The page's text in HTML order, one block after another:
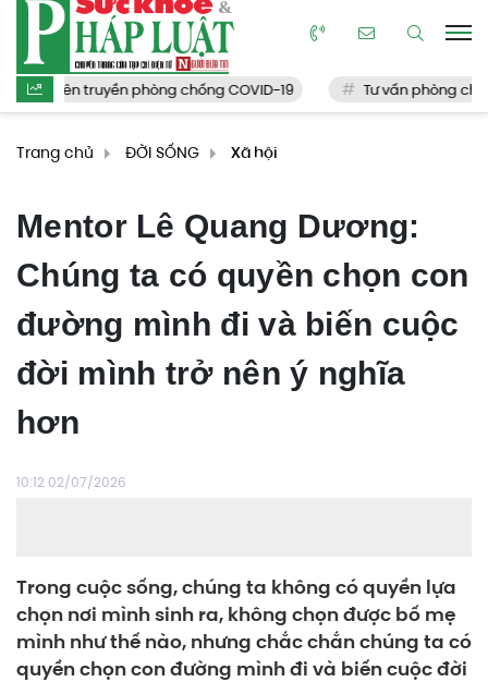
truyền phòng chống COVID-19 Tư vấn phòng chống Covid-
Trang chủ ĐỜI SỐNG Xã hội
Mentor Lê Quang Dương:
Chúng ta có quyền chọn con
đường mình đi và biến cuộc
đời mình trở nên ý nghĩa
hơn
10:12 02/07/2026
Trong cuộc sống, chúng ta không có quyền lựa
chọn nơi mình sinh ra, không chọn được bố mẹ
mình như thế nào, nhưng chắc chắn chúng ta có
quyền chọn con đường mình đi và biến cuộc đời